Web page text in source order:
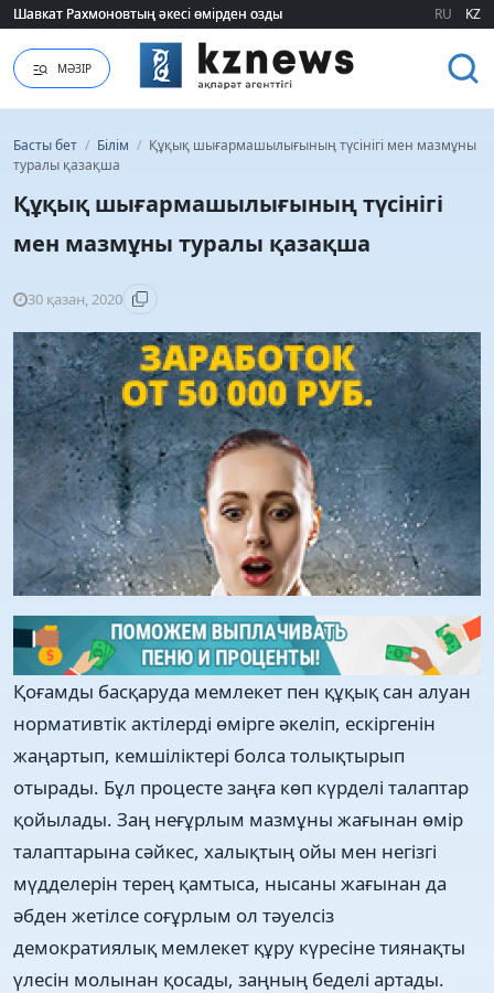
Шавкат Рахмоновтың әкесі өмірден озды
Шавкат Рахмоновтың әкесі өмірден озды RU KZ
МӘЗІР
Басты бет / Білім / Құқық шығармашылығының түсiнiгi мен мазмұны
туралы қазақша
Құқық шығармашылығының түсiнiгi
мен мазмұны туралы қазақша
30 қазан, 2020
Қоғамды басқаруда мемлекет пен құқық сан алуан
нормативтiк актiлердi өмiрге әкелiп, ескiргенiн
жаңартып, кемшiлiктерi болса толықтырып
отырады. Бұл процесте заңға көп күрделi талаптар
қойылады. Заң неғұрлым мазмұны жағынан өмiр
талаптарына сәйкес, халықтың ойы мен негiзгi
мүдделерiн терең қамтыса, нысаны жағынан да
әбден жетiлсе соғұрлым ол тәуелсiз
демократиялық мемлекет құру күресіне тиянақты
үлесін молынан қосады, заңның беделi артады.